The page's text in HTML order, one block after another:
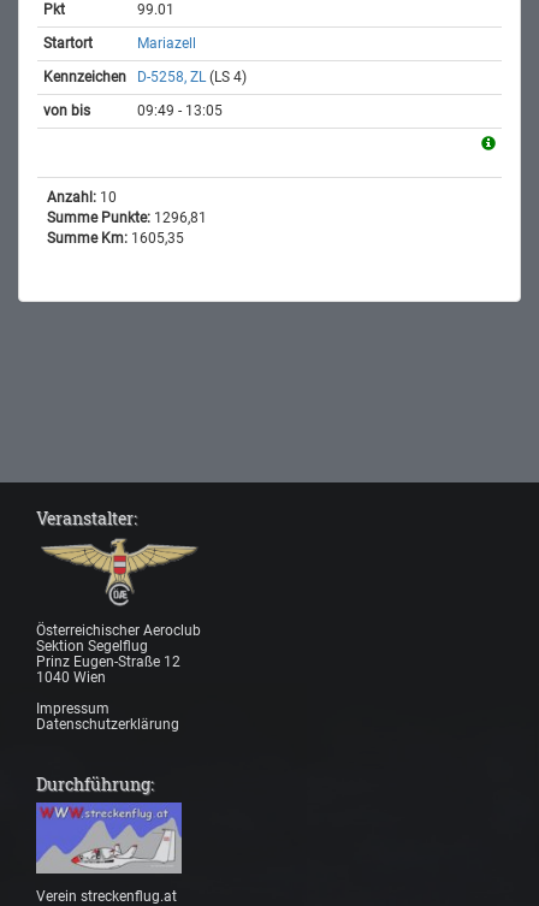
99.01
Mariazell
D-5258, ZL(LS 4)
09:49 - 13:05
Anzahl: 10
Summe Punkte: 1296,81
Summe Km: 1605,35
Veranstalter:
Österreichischer Aeroclub
Sektion Segelflug
Prinz Eugen-Straße 12
1040 Wien
Impressum
Datenschutzerklärung
Durchführung:
Verein streckenflug.at